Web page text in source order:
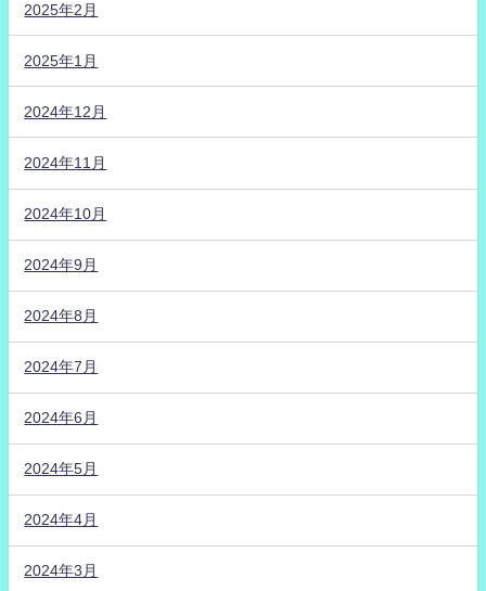
2025年2月
2025年1月
2024年12月
2024年11月
2024年10月
2024年9月
2024年8月
2024年7月
2024年6月
2024年5月
2024年4月
2024年3月